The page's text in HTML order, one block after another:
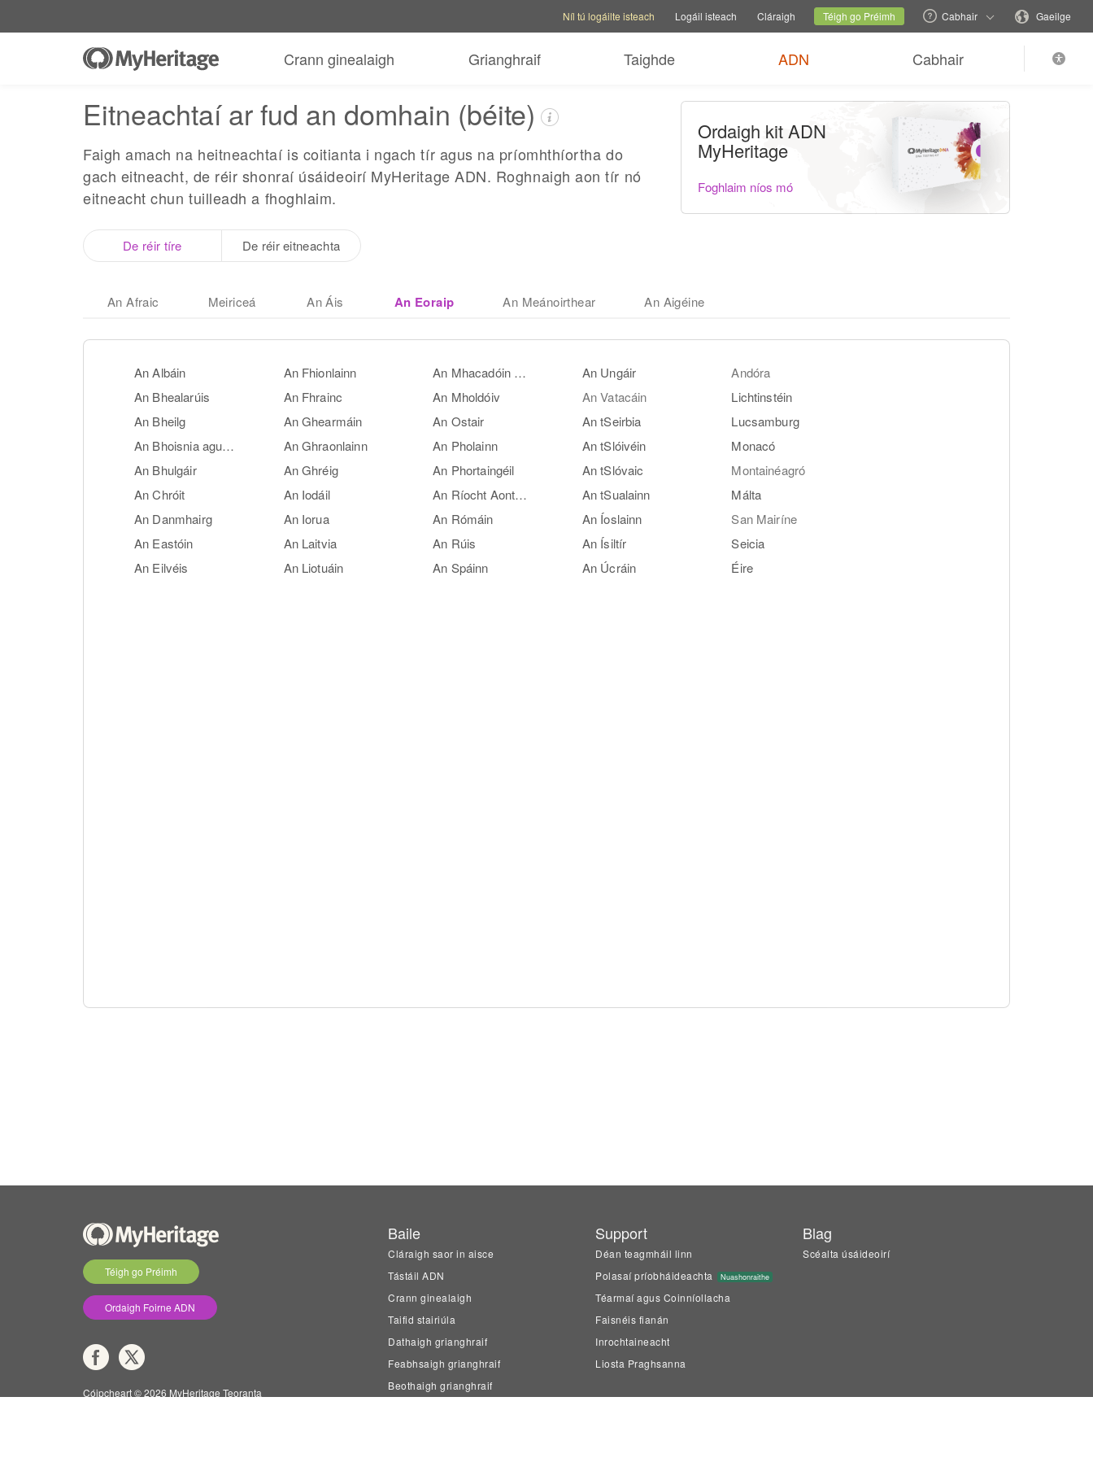
Athraigh suíomh teaghlaighSuíomh reatha Athraigh teanga
Níl tú logáilte isteach Logáil isteach Cláraigh Téigh go Préimh Cabhair Gaeilge
Crann ginealaigh Grianghraif Taighde ADN Cabhair
Eitneachtaí ar fud an domhain (béite)
Faigh amach na heitneachtaí is coitianta i ngach tír agus na príomhthíortha do
gach eitneacht, de réir shonraí úsáideoirí MyHeritage ADN. Roghnaigh aon tír nó
eitneacht chun tuilleadh a fhoghlaim.
De réir tíre De réir eitneachta
Ordaigh kit ADN
MyHeritage
Foghlaim níos mó
An Afraic Meiriceá An Áis An Eoraip An Meánoirthear An Aigéine
An Albáin
An Bhealarúis
An Bheilg
An Bhoisnia agus an Heirseagaivéin
An Bhulgáir
An Chróit
An Danmhairg
An Eastóin
An Eilvéis
An Fhionlainn
An Fhrainc
An Ghearmáin
An Ghraonlainn
An Ghréig
An Iodáil
An Iorua
An Laitvia
An Liotuáin
An Mhacadóin Thuaidh
An Mholdóiv
An Ostair
An Pholainn
An Phortaingéil
An Ríocht Aontaithe
An Rómáin
An Rúis
An Spáinn
An Ungáir
An Vatacáin
An tSeirbia
An tSlóivéin
An tSlóvaic
An tSualainn
An Íoslainn
An Ísiltír
An Úcráin
Andóra
Lichtinstéin
Lucsamburg
Monacó
Montainéagró
Málta
San Mairíne
Seicia
Éire
Téigh go Préimh
Ordaigh Foirne ADN
Cóipcheart © 2026 MyHeritage Teoranta
Baile
Cláraigh saor in aisce
Tástáil ADN
Crann ginealaigh
Taifid stairiúla
Dathaigh grianghraif
Feabhsaigh grianghraif
Beothaigh grianghraif
Support
Déan teagmháil linn
Polasaí príobháideachta
Nuashonraithe
Téarmaí agus Coinníollacha
Faisnéis fianán
Inrochtaineacht
Liosta Praghsanna
Blag
Scéalta úsáideoirí